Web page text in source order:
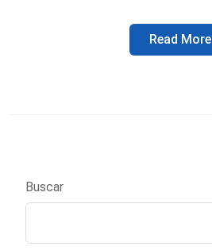
Read More
Buscar